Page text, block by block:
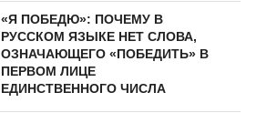
«Я ПОБЕДЮ»: ПОЧЕМУ В
РУССКОМ ЯЗЫКЕ НЕТ СЛОВА,
ОЗНАЧАЮЩЕГО «ПОБЕДИТЬ» В
ПЕРВОМ ЛИЦЕ
ЕДИНСТВЕННОГО ЧИСЛА